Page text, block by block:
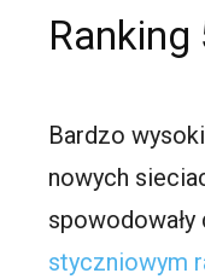
Ranking
Bardzo
nowych
styczniowym